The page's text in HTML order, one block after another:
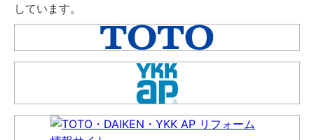
しています。